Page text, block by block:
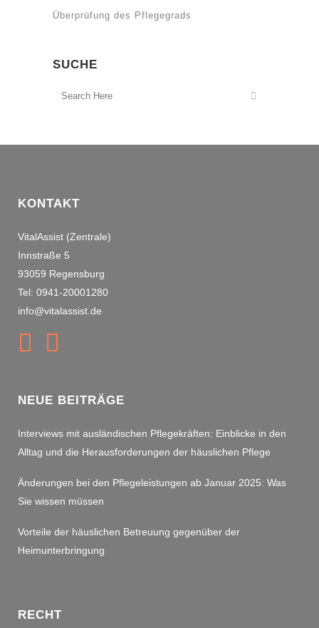
Überprüfung des Pflegegrads
SUCHE
KONTAKT
VitalAssist (Zentrale)
Innstraße 5
93059 Regensburg
Tel: 0941-20001280
info@vitalassist.de
NEUE BEITRÄGE
Interviews mit ausländischen Pflegekräften: Einblicke in den
Alltag und die Herausforderungen der häuslichen Pflege
Änderungen bei den Pflegeleistungen ab Januar 2025: Was
Sie wissen müssen
Vorteile der häuslichen Betreuung gegenüber der
Heimunterbringung
RECHT